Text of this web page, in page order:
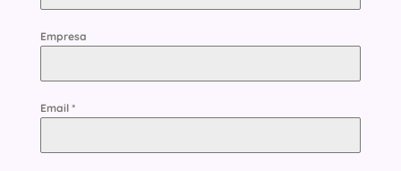
Empresa
Email *